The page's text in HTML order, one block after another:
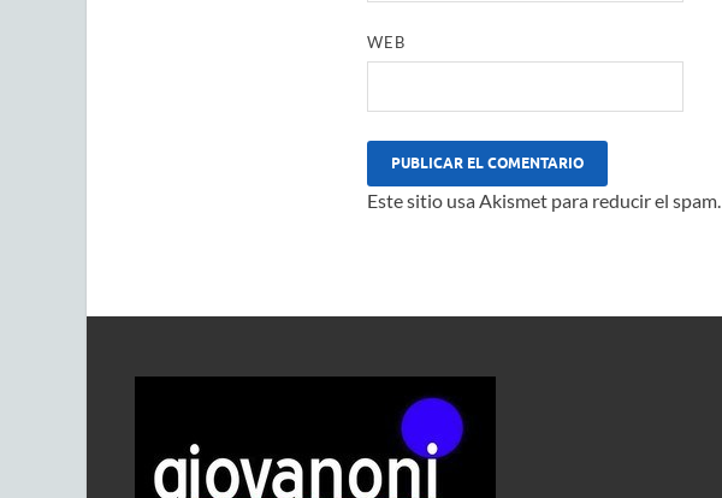
WEB
Este sitio usa Akismet para reducir el spam.